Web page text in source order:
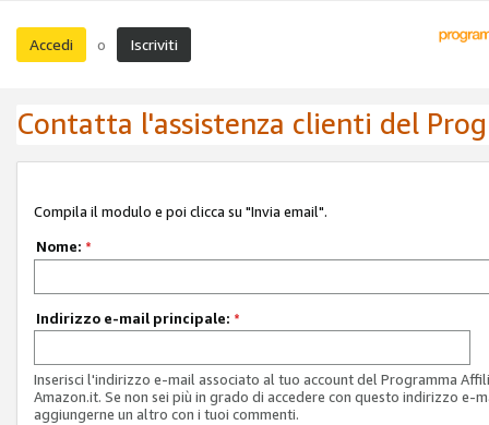
Accedi o Iscriviti
Contatta l'assistenza clienti del
Compila il modulo e poi clicca su "Invia email".
Nome: *
Indirizzo e-mail principale: *
Inserisci l'indirizzo e-mail associato al tuo account del Programma
Amazon.it. Se non sei più in grado di accedere con questo indirizzo e-
aggiungerne un altro con i tuoi commenti.